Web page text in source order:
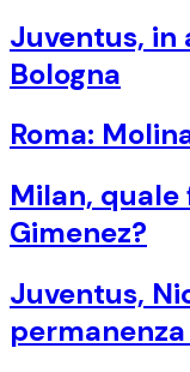
Juventus, in
Bologna
Roma:
Milan,
Gimenez?
Juventus,